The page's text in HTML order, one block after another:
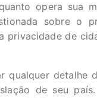
opera sua
sobre o
privacidade de
qualquer detalhe
de seu